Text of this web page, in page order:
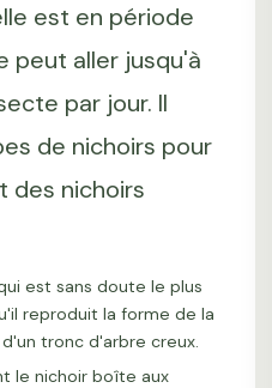
est en période
peut aller jusqu'à
par jour. Il
de nichoirs pour
des nichoirs
est sans doute le plus
reproduit la forme de la
tronc d'arbre creux.
le nichoir boîte aux